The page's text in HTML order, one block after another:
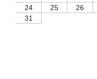
24
25 26
31